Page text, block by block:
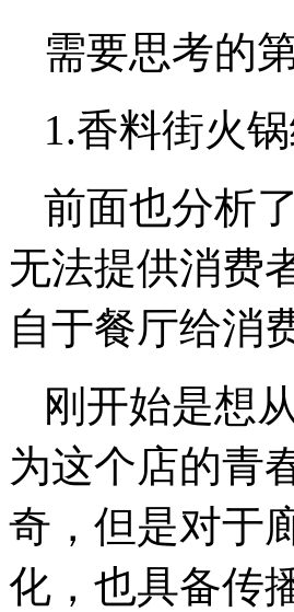
需要思考的
1.香料街火
前面也分析
无法提供消费
自于餐厅给消
刚开始是想
为这个店的青
奇，但是对于
化，也具备传